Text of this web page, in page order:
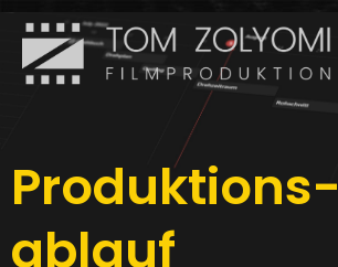
Produktions-
ablauf